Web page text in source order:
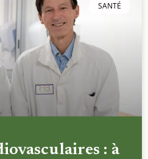
SANTÉ
: à